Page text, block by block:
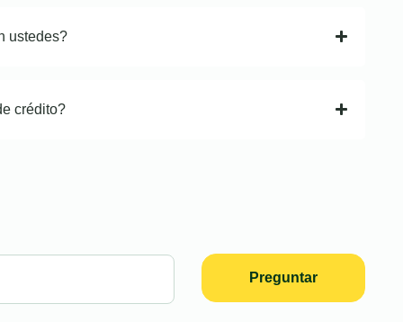
ustedes?
crédito?
Preguntar